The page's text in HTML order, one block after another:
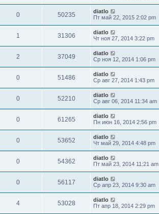
0 50235
diatlo
Пт май 22, 2015 2:02 pm
1 31306
diatlo
Чт ноя 27, 2014 3:22 pm
2 37049
diatlo
Ср ноя 12, 2014 1:06 pm
0 51486
diatlo
Ср авг 27, 2014 1:43 pm
0 52210
diatlo
Ср авг 06, 2014 11:34 am
0 61265
diatlo
Пн июн 16, 2014 2:56 pm
0 53652
diatlo
Чт май 29, 2014 4:48 pm
0 54362
diatlo
Пт май 23, 2014 11:21 am
0 56117
diatlo
Ср апр 23, 2014 9:30 am
4 53028
diatlo
Пт апр 18, 2014 2:29 pm